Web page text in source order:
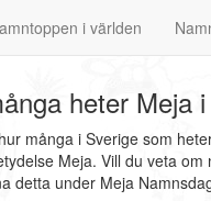
i världen
heter Meja
många i Sverige som
Meja. Vill du veta
detta under Meja